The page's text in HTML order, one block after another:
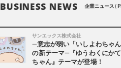
BUSINESS NEWS 企業ニュース (
サンエックス株式会社
―意志が弱い「いしよわちゃ
の新テーマ―『ゆうわくにか
ちゃん』テーマが登場！